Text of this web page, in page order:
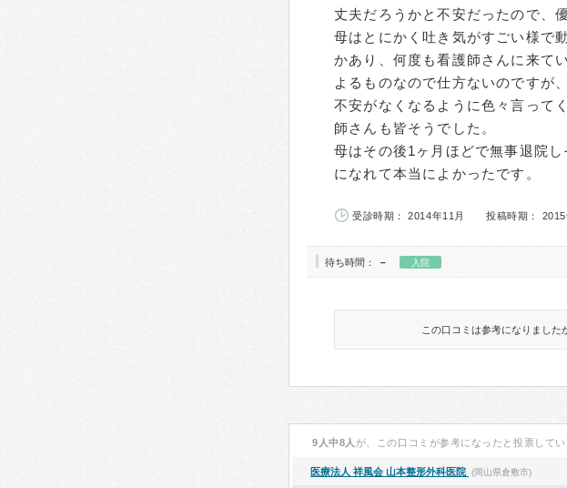
丈夫だろうかと不安だったので、
母はとにかく吐き気がすごい様で
かあり、何度も看護師さんに来て
よるものなので仕方ないのですが
不安がなくなるように色々言って
師さんも皆そうでした。
母はその後1ヶ月ほどで無事退院
になれて本当によかったです。
受診時期： 2014年11月 投稿時期： 2015
待ち時間： － 入院
この口コミは参考になりました
9人中8人 が、この口コミが参考になったと投票してい
医療法人 祥風会 山本整形外科医院 (岡山県倉敷市)